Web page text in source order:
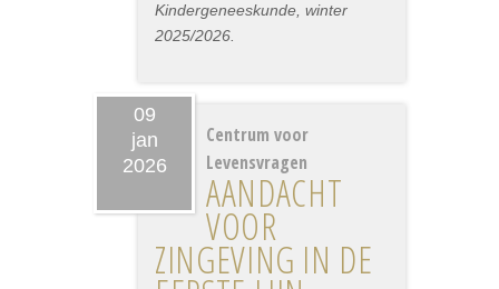
Kindergeneeskunde, winter
2025/2026.
09
jan
2026
Centrum voor
Levensvragen
AANDACHT
VOOR
ZINGEVING IN DE